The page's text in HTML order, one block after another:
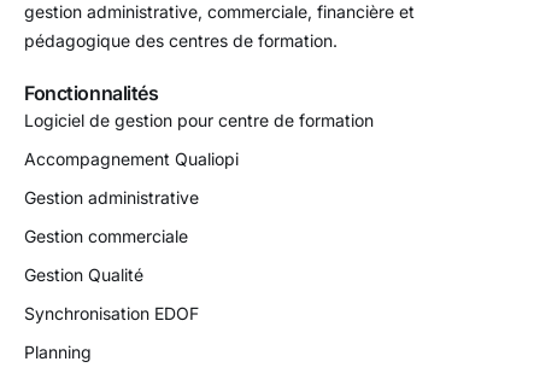
gestion administrative, commerciale, financière et
pédagogique des centres de formation.
Fonctionnalités
Logiciel de gestion pour centre de formation
Accompagnement Qualiopi
Gestion administrative
Gestion commerciale
Gestion Qualité
Synchronisation EDOF
Planning